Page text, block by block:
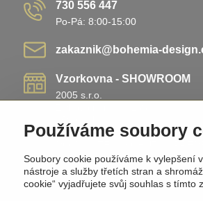
730 556 447
Po-Pá: 8:00-15:00
zakaznik​@bohemia-
Vzorkovna - SHOWROOM
2005 s.r.o.
Nemá pevnou otevírací dobu!
Používáme soubory
Soubory cookie používáme k vylepšení
nástroje a služby třetích stran a
cookie“ vyjadřujete svůj souhlas s